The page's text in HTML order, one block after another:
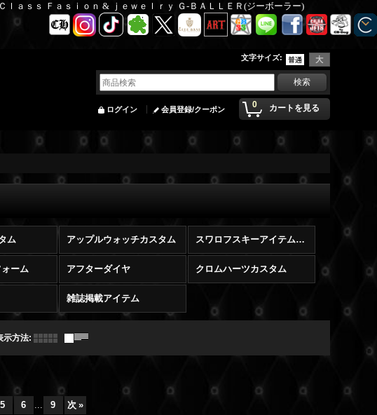
ｌａｓｓ Ｆａｓｉｏｎ & ｊｅｗｅｌｒｙ Ｇ-ＢＡＬＬＥＲ(ジーボーラー)
文字サイズ:
0 カートを見る
ログイン 会員登録/クーポン
ム アップルウォッチカスタム スワロフスキーアイテム販売
ーム アフターダイヤ クロムハーツカスタム
雑誌掲載アイテム
示方法:
5 6 ... 9 次 »